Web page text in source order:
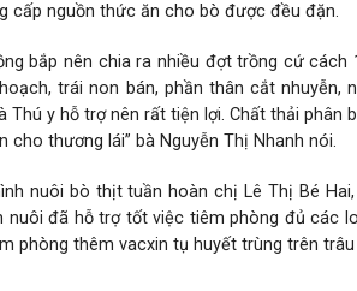
cấp nguồn thức ăn cho bò được đều đặn.
bắp nên chia ra nhiều đợt trồng cứ
trái non bán, phần thân cắt nhuyễn,
Thú y hỗ trợ nên rất tiện lợi. Chất thải
cho thương lái” bà Nguyễn Thị Nhanh nói.
nuôi bò thịt tuần hoàn chị Lê Thị Bé
nuôi đã hỗ trợ tốt việc tiêm phòng đủ các
phòng thêm vacxin tụ huyết trùng trên